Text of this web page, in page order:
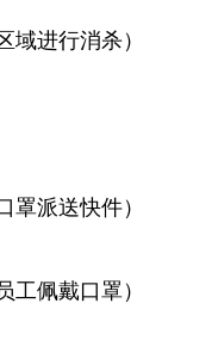
域进行消杀）
罩派送快件）
工佩戴口罩）